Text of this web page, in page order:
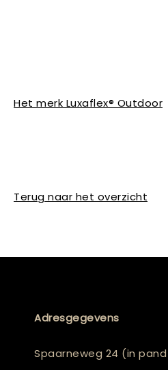
Het merk Luxaflex® Outdoor
Terug naar het overzicht
Adresgegevens
Spaarneweg 24 (in